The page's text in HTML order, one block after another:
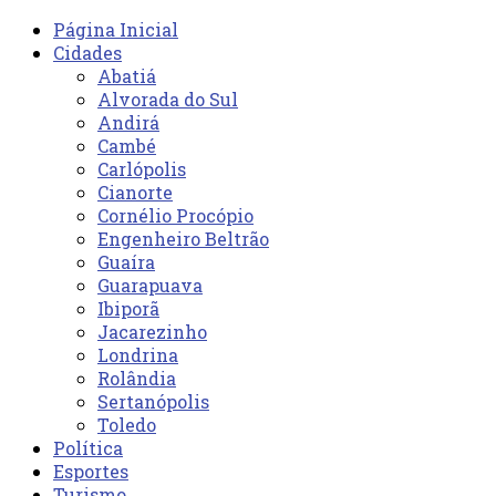
Página Inicial
Cidades
Abatiá
Alvorada do Sul
Andirá
Cambé
Carlópolis
Cianorte
Cornélio Procópio
Engenheiro Beltrão
Guaíra
Guarapuava
Ibiporã
Jacarezinho
Londrina
Rolândia
Sertanópolis
Toledo
Política
Esportes